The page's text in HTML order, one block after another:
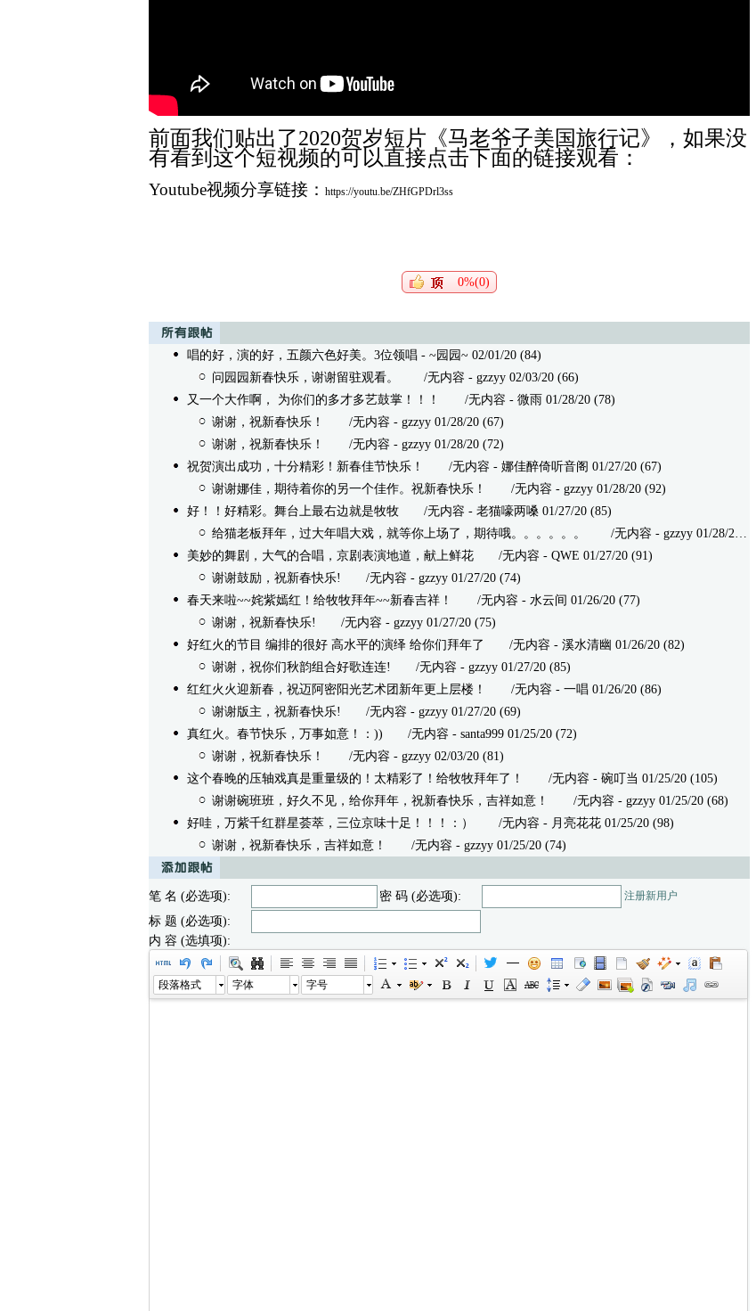
前面我们贴出了2020贺岁短片《马老爷子美国旅行记》，如果没
有看到这个短视频的可以直接点击下面的链接观看：
Youtube视频分享链接： https://youtu.be/ZHfGPDrl3ss
0%(0)
唱的好，演的好，五颜六色好美。3位领唱- ~园园~ 02/01/20 (84)
问园园新春快乐，谢谢留驻观看。
/无内容 - gzzyy 02/03/20 (66)
又一个大作啊， 为你们的多才多艺鼓掌！！！
/无内容 - 微雨 01/28/20 (78)
谢谢，祝新春快乐！
/无内容 - gzzyy 01/28/20 (67)
谢谢，祝新春快乐！
/无内容 - gzzyy 01/28/20 (72)
祝贺演出成功，十分精彩！新春佳节快乐！
/无内容 - 娜佳醉倚听音阁 01/27/20 (67)
谢谢娜佳，期待着你的另一个佳作。祝新春快乐！
/无内容 - gzzyy 01/28/20 (92)
好！！好精彩。舞台上最右边就是牧牧/无内容 - 老猫嚎两嗓 01/27/20 (85)
给猫老板拜年，过大年唱大戏，就等你上场了，期待哦。。。。。。
/无内容 - gzzyy 01/28/20 (78)
美妙的舞剧，大气的合唱，京剧表演地道，献上鲜花/无内容 - QWE 01/27/20 (91)
谢谢鼓励，祝新春快乐! /无内容 - gzzyy 01/27/20 (74)
春天来啦~~姹紫嫣红！给牧牧拜年~~新春吉祥！
/无内容 - 水云间 01/26/20 (77)
谢谢，祝新春快乐! /无内容 - gzzyy 01/27/20 (75)
好红火的节目 编排的很好 高水平的演绎 给你们拜年了 /无内容 - 溪水清幽 01/26/20 (82)
谢谢，祝你们秋韵组合好歌连连! /无内容 - gzzyy 01/27/20 (85)
红红火火迎新春，祝迈阿密阳光艺术团新年更上层楼！
/无内容 - 一唱 01/26/20 (86)
谢谢版主，祝新春快乐! /无内容 - gzzyy 01/27/20 (69)
真红火。春节快乐，万事如意！：)) /无内容 - santa999 01/25/20 (72)
谢谢，祝新春快乐！
/无内容 - gzzyy 02/03/20 (81)
这个春晚的压轴戏真是重量级的！太精彩了！给牧牧拜年了！
/无内容 - 碗叮当 01/25/20 (105)
谢谢碗班班，好久不见，给你拜年，祝新春快乐，吉祥如意！
/无内容 - gzzyy 01/25/20 (68)
好哇，万紫千红群星荟萃，三位京味十足！！！：）
/无内容 - 月亮花花 01/25/20 (98)
谢谢，祝新春快乐，吉祥如意！
/无内容 - gzzyy 01/25/20 (74)
笔 名 (必选项): 密 码 (必选项): 注册新用户
标 题 (必选项):
内 容 (选填项):
段落格式 字体 字号